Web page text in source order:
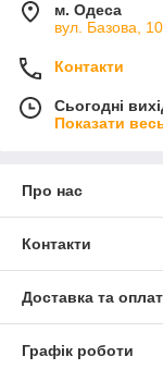
м. Одеса
вул. Базова,
Контакти
Сьогодні
Показати
Про нас
Контакти
Доставка та
Графік роботи